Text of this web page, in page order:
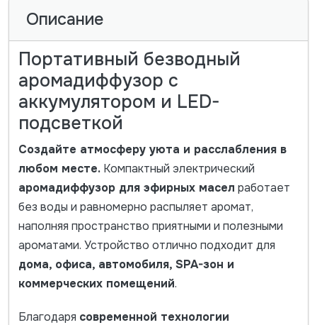
Описание
Портативный безводный
аромадиффузор с
аккумулятором и LED-
подсветкой
Создайте атмосферу уюта и расслабления в
любом месте.Компактный электрический
аромадиффузор для эфирных масел работает
без воды и равномерно распыляет аромат,
наполняя пространство приятными и полезными
ароматами. Устройство отлично подходит для
дома, офиса, автомобиля, SPA-зон и
коммерческих помещений.
Благодаря современной технологии